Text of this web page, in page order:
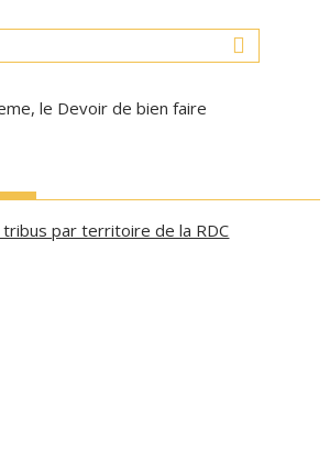
le Devoir de bien faire
par territoire de la RDC